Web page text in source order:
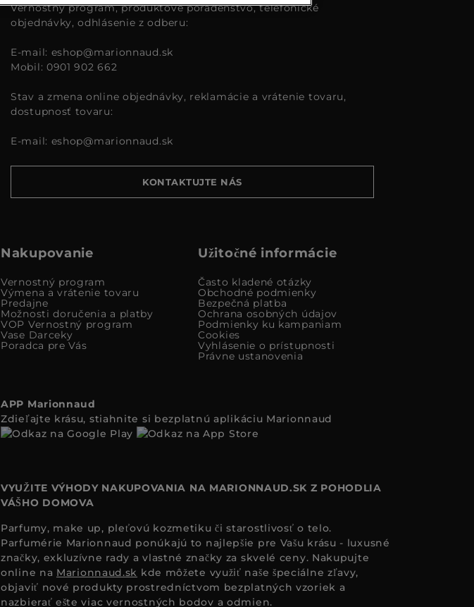
Vernostný program, produktové poradenstvo, telefonické
objednávky, odhlásenie z odberu:
E-mail: eshop@marionnaud.sk
Mobil: 0901 902 662
Stav a zmena online objednávky, reklamácie a vrátenie tovaru,
dostupnosť tovaru:
E-mail: eshop@marionnaud.sk
KONTAKTUJTE NÁS
Nakupovanie
Vernostný program
Výmena a vrátenie tovaru
Predajne
Možnosti doručenia a platby
VOP Vernostný program
Vase Darceky
Poradca pre Vás
Užitočné informácie
Často kladené otázky
Obchodné podmienky
Bezpečná platba
Ochrana osobných údajov
Podmienky ku kampaniam
Cookies
Vyhlásenie o prístupnosti
Právne ustanovenia
APP Marionnaud
Zdieľajte krásu, stiahnite si bezplatnú aplikáciu Marionnaud
VYUŽITE VÝHODY NAKUPOVANIA NA MARIONNAUD.SK Z POHODLIA
VÁŠHO DOMOVA
Parfumy, make up, pleťovú kozmetiku či starostlivosť o telo.
Parfumérie Marionnaud ponúkajú to najlepšie pre Vašu krásu - luxusné
značky, exkluzívne rady a vlastné značky za skvelé ceny. Nakupujte
online na Marionnaud.sk kde môžete využiť naše špeciálne zľavy,
objaviť nové produkty prostredníctvom bezplatných vzoriek a
nazbierať ešte viac vernostných bodov a odmien.